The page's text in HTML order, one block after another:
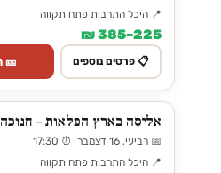
📍 היכל התרבות פתח תקווה
225–385 ₪
📋 פרטים נוספים 🎫
אליסה בארץ הפלאות – חנוכה 2026
📅 רביעי, 16 דצמבר ⏰ 17:30
📍 היכל התרבות פתח תקווה